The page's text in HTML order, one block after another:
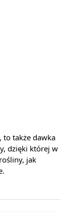
to także dawka
dzięki której w
jak